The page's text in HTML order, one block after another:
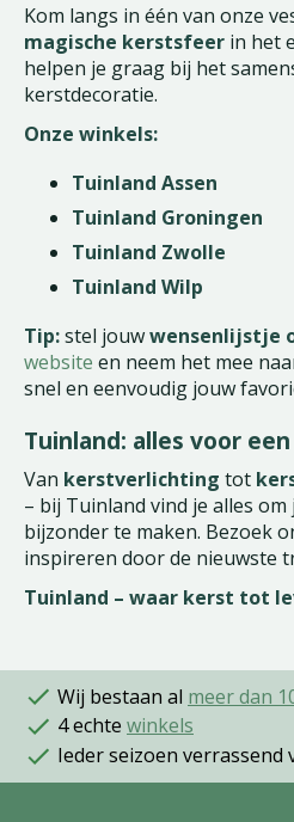
Kom langs in één van onze
magische kerstsfeer in het
helpen je graag bij het
kerstdecoratie.
Onze winkels:
Tuinland Assen
Tuinland Groningen
Tuinland Zwolle
Tuinland Wilp
Tip:stel jouwwensenlijstje
website en neem het mee
snel en eenvoudig jouw
Tuinland: alles voor
Van kerstverlichting tot
– bij Tuinland vind je alles
bijzonder te maken. Bezoek
inspireren door de nieuwste
Tuinland – waar kerst tot
Wij bestaan al meer dan
4 echte winkels
Ieder seizoen verrassend